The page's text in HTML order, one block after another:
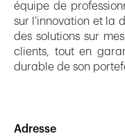
équipe de
sur l'innovation et la
des solutions sur
clients, tout en
durable de son
Adresse